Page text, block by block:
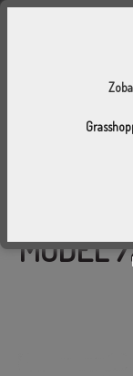
SPALINOWE KOSIARKI
MODEL